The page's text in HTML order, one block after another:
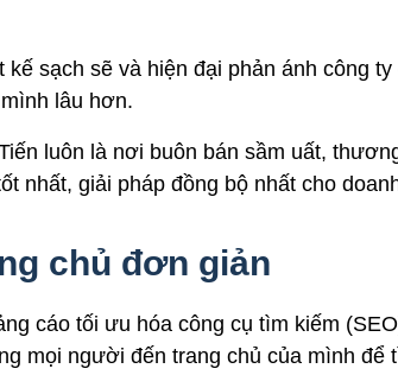
kế sạch sẽ và hiện đại phản ánh công
lâu hơn.
luôn là nơi buôn bán sầm uất,
nhất, giải pháp đồng bộ nhất cho
chủ đơn giản
cáo tối ưu hóa công cụ tìm kiếm
mọi người đến trang chủ của mình để